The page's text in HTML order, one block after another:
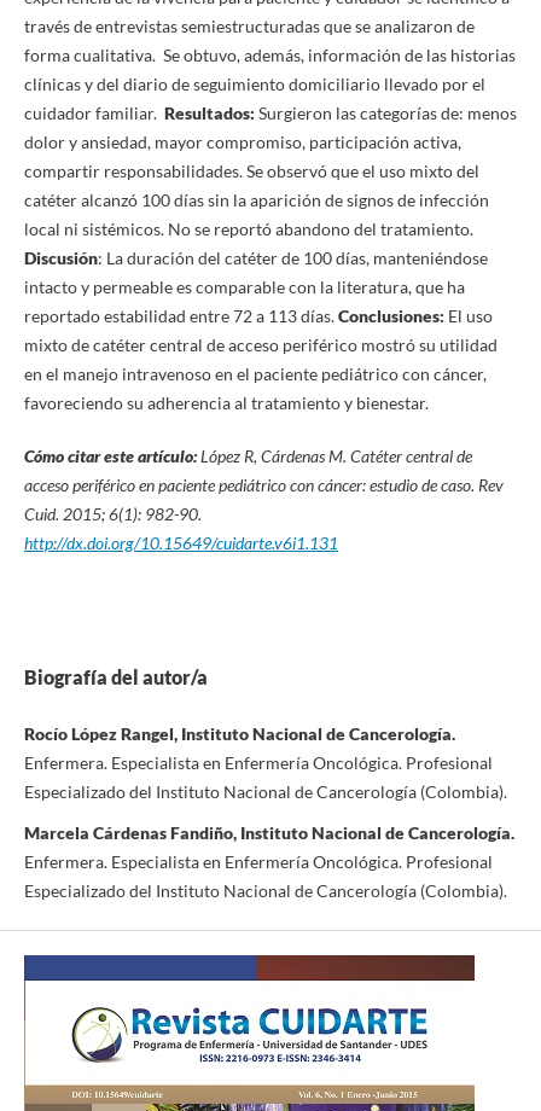
través de entrevistas semiestructuradas que se analizaron de
forma cualitativa. Se obtuvo, además, información de las historias
clínicas y del diario de seguimiento domiciliario llevado por el
cuidador familiar. Resultados: Surgieron las categorías de: menos
dolor y ansiedad, mayor compromiso, participación activa,
compartir responsabilidades. Se observó que el uso mixto del
catéter alcanzó 100 días sin la aparición de signos de infección
local ni sistémicos. No se reportó abandono del tratamiento.
Discusión: La duración del catéter de 100 días, manteniéndose
intacto y permeable es comparable con la literatura, que ha
reportado estabilidad entre 72 a 113 días.Conclusiones: El uso
mixto de catéter central de acceso periférico mostró su utilidad
en el manejo intravenoso en el paciente pediátrico con cáncer,
favoreciendo su adherencia al tratamiento y bienestar.
Cómo citar este artículo:López R, Cárdenas M. Catéter central de
acceso periférico en paciente pediátrico con cáncer: estudio de caso. Rev
Cuid. 2015; 6(1): 982-90.
http://dx.doi.org/10.15649/cuidarte.v6i1.131
Biografía del autor/a
Rocío López Rangel, Instituto Nacional de Cancerología.
Enfermera. Especialista en Enfermería Oncológica. Profesional
Especializado del Instituto Nacional de Cancerología (Colombia).
Marcela Cárdenas Fandiño, Instituto Nacional de Cancerología.
Enfermera. Especialista en Enfermería Oncológica. Profesional
Especializado del Instituto Nacional de Cancerología (Colombia).